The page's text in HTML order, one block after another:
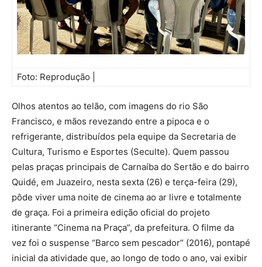
Foto: Reprodução |
Olhos atentos ao telão, com imagens do rio São
Francisco, e mãos revezando entre a pipoca e o
refrigerante, distribuídos pela equipe da Secretaria de
Cultura, Turismo e Esportes (Seculte). Quem passou
pelas praças principais de Carnaíba do Sertão e do bairro
Quidé, em Juazeiro, nesta sexta (26) e terça-feira (29),
pôde viver uma noite de cinema ao ar livre e totalmente
de graça. Foi a primeira edição oficial do projeto
itinerante “Cinema na Praça”, da prefeitura. O filme da
vez foi o suspense “Barco sem pescador” (2016), pontapé
inicial da atividade que, ao longo de todo o ano, vai exibir